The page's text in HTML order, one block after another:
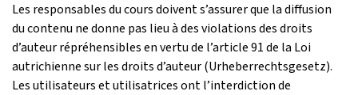
Les responsables du cours doivent s’assurer que la diffusion
du contenu ne donne pas lieu à des violations des droits
d’auteur répréhensibles en vertu de l’article 91 de la Loi
autrichienne sur les droits d’auteur (Urheberrechtsgesetz).
Les utilisateurs et utilisatrices ont l’interdiction de